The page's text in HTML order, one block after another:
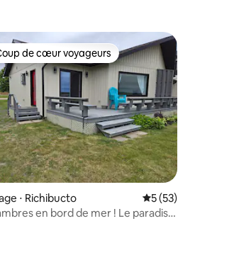
sur la base de 17 commentaires : 4,94 sur 5
de cœur voyageurs les plus appréciés
de cœur voyageurs
⋅ Richibucto Évaluation
5 (53)
en bord de mer ! Le paradis à